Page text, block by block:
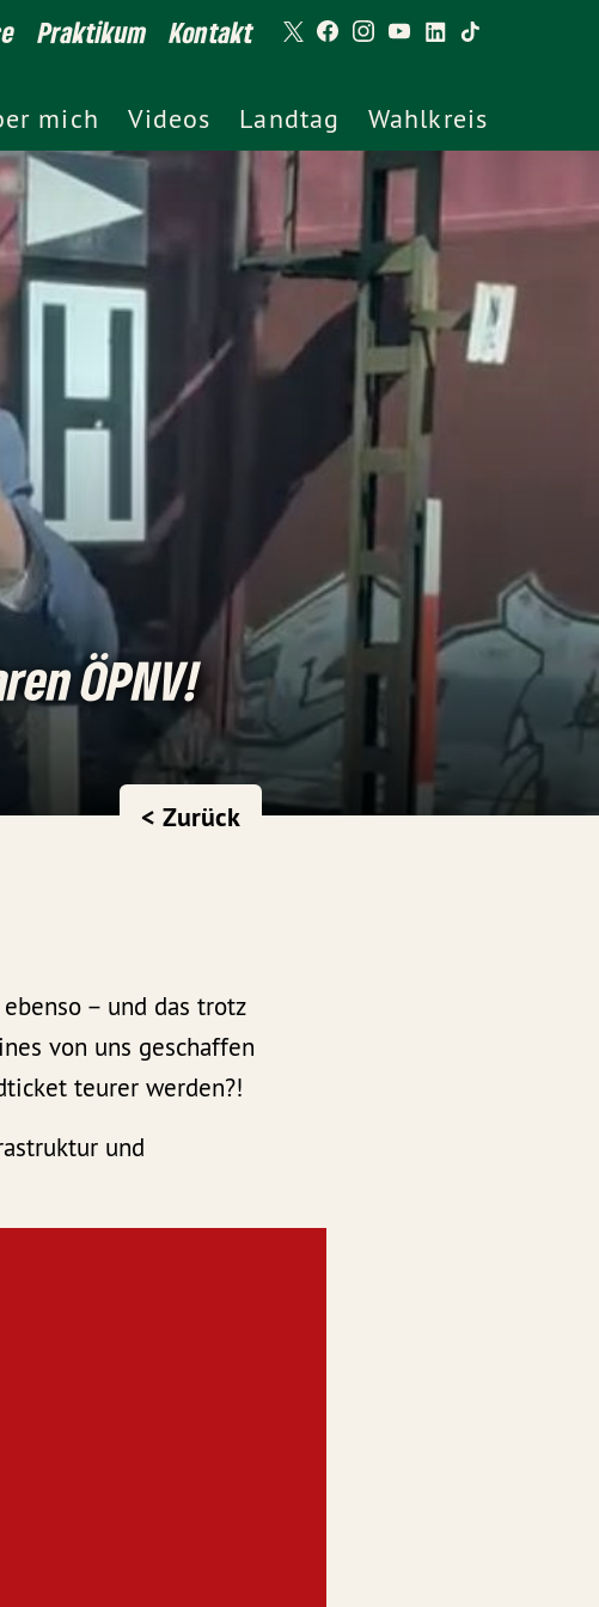
Praktikum Kontakt
mich Videos Landtag Wahlkreis
ÖPNV!
< Zurück
– und das trotz
von uns geschaffen
teurer werden?!
und